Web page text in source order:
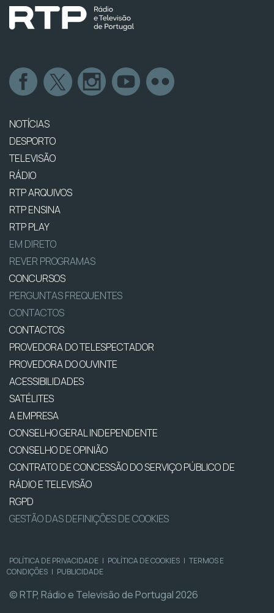
NOTÍCIAS
DESPORTO
TELEVISÃO
RÁDIO
RTP ARQUIVOS
RTP ENSINA
RTP PLAY
EM DIRETO
REVER PROGRAMAS
CONCURSOS
PERGUNTAS FREQUENTES
CONTACTOS
CONTACTOS
PROVEDORA DO TELESPECTADOR
PROVEDORA DO OUVINTE
ACESSIBILIDADES
SATÉLITES
A EMPRESA
CONSELHO GERAL INDEPENDENTE
CONSELHO DE OPINIÃO
CONTRATO DE CONCESSÃO DO SERVIÇO PÚBLICO DE
RÁDIO E TELEVISÃO
RGPD
GESTÃO DAS DEFINIÇÕES DE COOKIES
POLÍTICA DE PRIVACIDADE | POLÍTICA DE COOKIES | TERMOS E
CONDIÇÕES | PUBLICIDADE
© RTP, Rádio e Televisão de Portugal 2026